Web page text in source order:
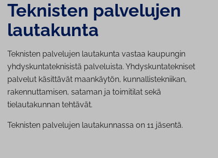
Teknisten palvelujen
lautakunta
Teknisten palvelujen lautakunta vastaa kaupungin
yhdyskuntateknisistä palveluista. Yhdyskuntatekniset
palvelut käsittävät maankäytön, kunnallistekniikan,
rakennuttamisen, sataman ja toimitilat sekä
tielautakunnan tehtävät.
Teknisten palvelujen lautakunnassa on 11 jäsentä.